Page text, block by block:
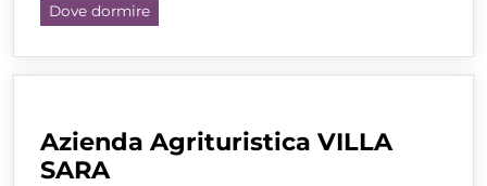
Dove dormire
Azienda Agrituristica VILLA
SARA